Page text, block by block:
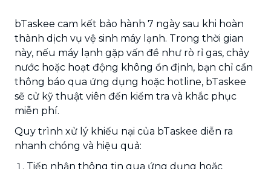
bTaskee cam kết bảo hành 7 ngày sau khi hoàn
thành dịch vụ vệ sinh máy lạnh. Trong thời gian
này, nếu máy lạnh gặp vấn đề như rò rỉ gas, chảy
nước hoặc hoạt động không ổn định, bạn chỉ cần
thông báo qua ứng dụng hoặc hotline, bTaskee
sẽ cử kỹ thuật viên đến kiểm tra và khắc phục
miễn phí.
Quy trình xử lý khiếu nại của bTaskee diễn ra
nhanh chóng và hiệu quả:
Tiếp nhận thông tin qua ứng dụng hoặc